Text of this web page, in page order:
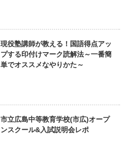
現役塾講師が教える！国語得点アッ
プする印付けマーク読解法～一番簡
単でオススメなやりかた～
市立広島中等教育学校(市広)オープ
ンスクール&入試説明会レポ